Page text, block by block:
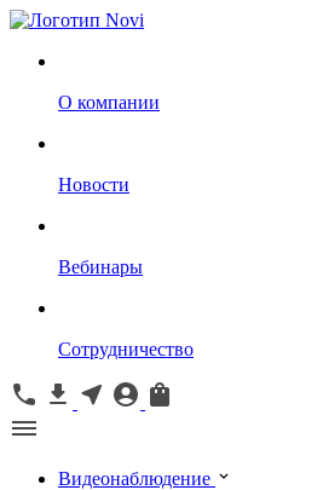
О компании
Новости
Вебинары
Сотрудничество
Видеонаблюдение